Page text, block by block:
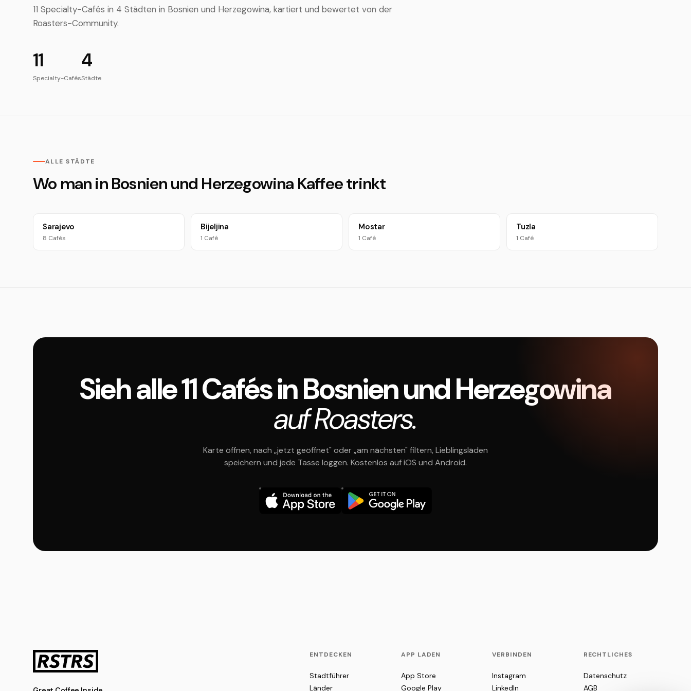
11 Specialty-Cafés in 4 Städten in Bosnien und Herzegowina, kartiert und bewertet von der
Roasters-Community.
11
Specialty-Cafés
4
Städte
ALLE STÄDTE
Wo man in Bosnien und Herzegowina Kaffee trinkt
Sarajevo
8 Cafés
Bijeljina
1 Café
Mostar
1 Café
Tuzla
1 Café
Sieh alle 11 Cafés in Bosnien und Herzegowina
auf Roasters.
Karte öffnen, nach „jetzt geöffnet" oder „am nächsten" filtern, Lieblingsläden
speichern und jede Tasse loggen. Kostenlos auf iOS und Android.
ENTDECKEN
Stadtführer
Länder
APP LADEN
App Store
Google Play
VERBINDEN
Instagram
LinkedIn
RECHTLICHES
Datenschutz
AGB